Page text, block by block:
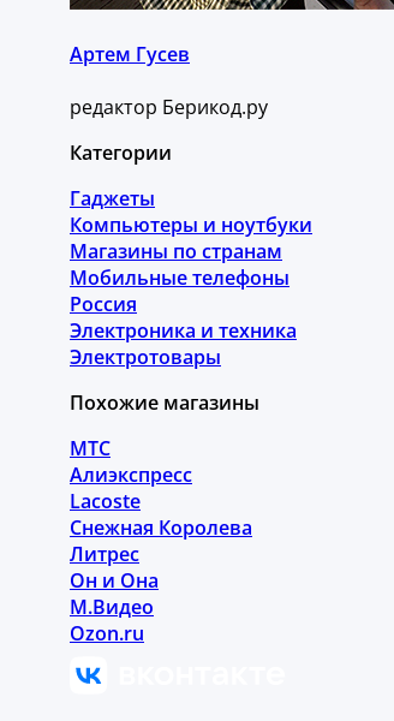
Артем Гусев
редактор Берикод.ру
Категории
Гаджеты
Компьютеры и ноутбуки
Магазины по странам
Мобильные телефоны
Россия
Электроника и техника
Электротовары
Похожие магазины
МТС
Алиэкспресс
Lacoste
Снежная Королева
Литрес
Он и Она
М.Видео
Ozon.ru